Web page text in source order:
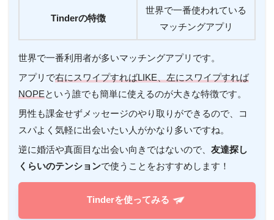
Tinderの特徴
世界で一番使われている
マッチングアプリ
世界で一番利用者が多いマッチングアプリです。
アプリで右にスワイプすればLIKE、左にスワイプすれば
NOPEという誰でも簡単に使えるのが大きな特徴です。
男性も課金せずメッセージのやり取りができるので、コ
スパよく気軽に出会いたい人がかなり多いですね。
逆に婚活や真面目な出会い向きではないので、 友達探し
くらいのテンションで使うことをおすすめします！
Tinderを使ってみる